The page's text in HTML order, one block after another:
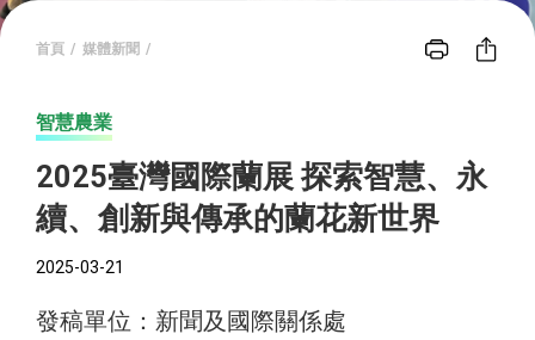
首頁 媒體新聞
智慧農業
2025臺灣國際蘭展 探索智慧、永
續、創新與傳承的蘭花新世界
2025-03-21
發稿單位：新聞及國際關係處